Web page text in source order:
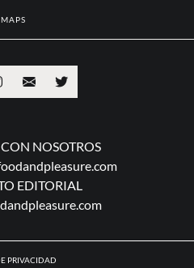
MAPS
NOSOTROS
EDITORIAL
PRIVACIDAD